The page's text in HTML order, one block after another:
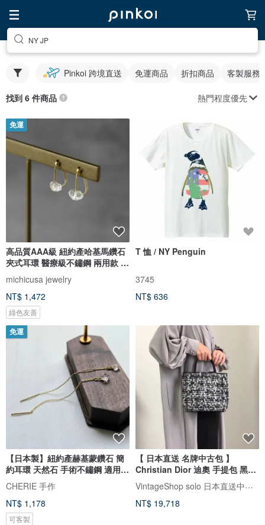
NY JP
Pinkoi 跨境直送 免運商品 折扣商品 客製服務
找到 6 件商品 熱門程度優先
免運
高品質AAA級 紐約產哈基馬鑽石
夾式耳環 醫療級不鏽鋼 兩用款 耳
夾 4月誕生石
michicusa jewelry
NT$ 1,472
綠色友善
T 恤 / NY Penguin
3745
NT$ 636
免運
【日本製】紐約產赫基蒙鑽石 簡
約耳環 天然石 手術不鏽鋼 適用金
屬過敏 可長時間配戴
CHERIE 手作
NT$ 1,178
可客製
【 日本直送 名牌中古包 】
Christian Dior 迪奧 手提包 黑色
白色 Logo 羊毛 斜紋布 ny7jtf VintageShop solo 日本直送中古包專賣店
NT$ 19,718